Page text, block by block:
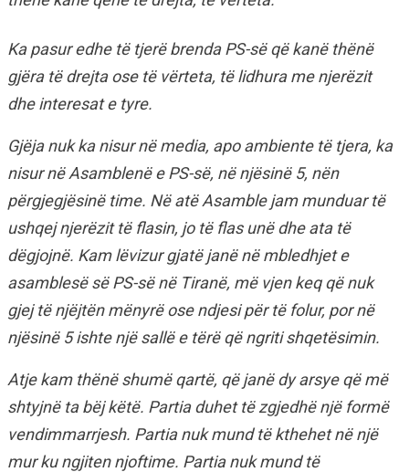
Ka pasur edhe të tjerë brenda PS-së që kanë thënë
gjëra të drejta ose të vërteta, të lidhura me njerëzit
dhe interesat e tyre.
Gjëja nuk ka nisur në media, apo ambiente të tjera, ka
nisur në Asamblenë e PS-së, në njësinë 5, nën
përgjegjësinë time. Në atë Asamble jam munduar të
ushqej njerëzit të flasin, jo të flas unë dhe ata të
dëgjojnë. Kam lëvizur gjatë janë në mbledhjet e
asamblesë së PS-së në Tiranë, më vjen keq që nuk
gjej të njëjtën mënyrë ose ndjesi për të folur, por në
njësinë 5 ishte një sallë e tërë që ngriti shqetësimin.
Atje kam thënë shumë qartë, që janë dy arsye që më
shtyjnë ta bëj këtë. Partia duhet të zgjedhë një formë
vendimmarrjesh. Partia nuk mund të kthehet në një
mur ku ngjiten njoftime. Partia nuk mund të